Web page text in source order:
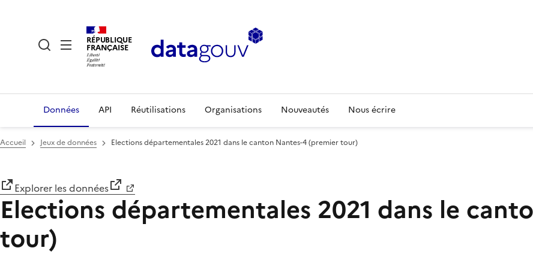
RÉPUBLIQUE
FRANÇAISE
Données API Réutilisations Organisations Nouveautés Nous écrire
Accueil Jeux de données Elections départementales 2021 dans le canton Nantes-4 (premier tour)
Explorer les données
Elections départementales 2021 dans le
tour)